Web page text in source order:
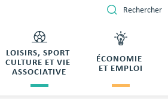
Rechercher
LOISIRS, SPORT
CULTURE ET VIE
ASSOCIATIVE
ÉCONOMIE
ET EMPLOI